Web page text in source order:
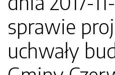
sprawie
uchwały